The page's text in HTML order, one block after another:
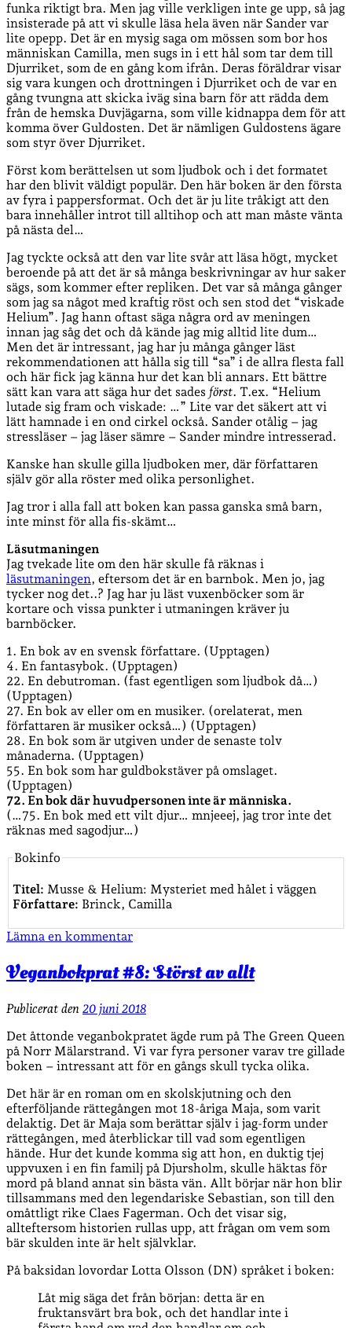
funka riktigt bra. Men jag ville verkligen inte ge upp, så jag
insisterade på att vi skulle läsa hela även när Sander var
lite opepp. Det är en mysig saga om mössen som bor hos
människan Camilla, men sugs in i ett hål som tar dem till
Djurriket, som de en gång kom ifrån. Deras föräldrar visar
sig vara kungen och drottningen i Djurriket och de var en
gång tvungna att skicka iväg sina barn för att rädda dem
från de hemska Duvjägarna, som ville kidnappa dem för att
komma över Guldosten. Det är nämligen Guldostens ägare
som styr över Djurriket.
Först kom berättelsen ut som ljudbok och i det formatet
har den blivit väldigt populär. Den här boken är den första
av fyra i pappersformat. Och det är ju lite tråkigt att den
bara innehåller introt till alltihop och att man måste vänta
på nästa del…
Jag tyckte också att den var lite svår att läsa högt, mycket
beroende på att det är så många beskrivningar av hur saker
sägs, som kommer efter repliken. Det var så många gånger
som jag sa något med kraftig röst och sen stod det “viskade
Helium”. Jag hann oftast säga några ord av meningen
innan jag såg det och då kände jag mig alltid lite dum…
Men det är intressant, jag har ju många gånger läst
rekommendationen att hålla sig till “sa” i de allra flesta fall
och här fick jag känna hur det kan bli annars. Ett bättre
sätt kan vara att säga hur det sades först. T.ex. “Helium
lutade sig fram och viskade: …” Lite var det säkert att vi
lätt hamnade i en ond cirkel också. Sander otålig – jag
stressläser – jag läser sämre – Sander mindre intresserad.
Kanske han skulle gilla ljudboken mer, där författaren
själv gör alla röster med olika personlighet.
Jag tror i alla fall att boken kan passa ganska små barn,
inte minst för alla fis-skämt…
Läsutmaningen
Jag tvekade lite om den här skulle få räknas i
läsutmaningen, eftersom det är en barnbok. Men jo, jag
tycker nog det..? Jag har ju läst vuxenböcker som är
kortare och vissa punkter i utmaningen kräver ju
barnböcker.
1. En bok av en svensk författare. (Upptagen)
4. En fantasybok. (Upptagen)
22. En debutroman. (fast egentligen som ljudbok då…)
(Upptagen)
27. En bok av eller om en musiker. (orelaterat, men
författaren är musiker också…) (Upptagen)
28. En bok som är utgiven under de senaste tolv
månaderna. (Upptagen)
55. En bok som har guldbokstäver på omslaget.
(Upptagen)
72. En bok där huvudpersonen inte är människa.
(…75. En bok med ett vilt djur… mnjeeej, jag tror inte det
räknas med sagodjur…)
Bokinfo
Titel: Musse & Helium: Mysteriet med hålet i väggen
Författare: Brinck, Camilla
Lämna en kommentar
Veganbokprat #8: Störst av allt
Publicerat den 20 juni 2018
Det åttonde veganbokpratet ägde rum på The Green Queen
på Norr Mälarstrand. Vi var fyra personer varav tre gillade
boken – intressant att för en gångs skull tycka olika.
Det här är en roman om en skolskjutning och den
efterföljande rättegången mot 18-åriga Maja, som varit
delaktig. Det är Maja som berättar själv i jag-form under
rättegången, med återblickar till vad som egentligen
hände. Hur det kunde komma sig att hon, en duktig tjej
uppvuxen i en fin familj på Djursholm, skulle häktas för
mord på bland annat sin bästa vän. Allt börjar när hon blir
tillsammans med den legendariske Sebastian, son till den
omåttligt rike Claes Fagerman. Och det visar sig,
allteftersom historien rullas upp, att frågan om vem som
bär skulden inte är helt självklar.
På baksidan lovordar Lotta Olsson (DN) språket i boken:
Låt mig säga det från början: detta är en
fruktansvärt bra bok, och det handlar inte i